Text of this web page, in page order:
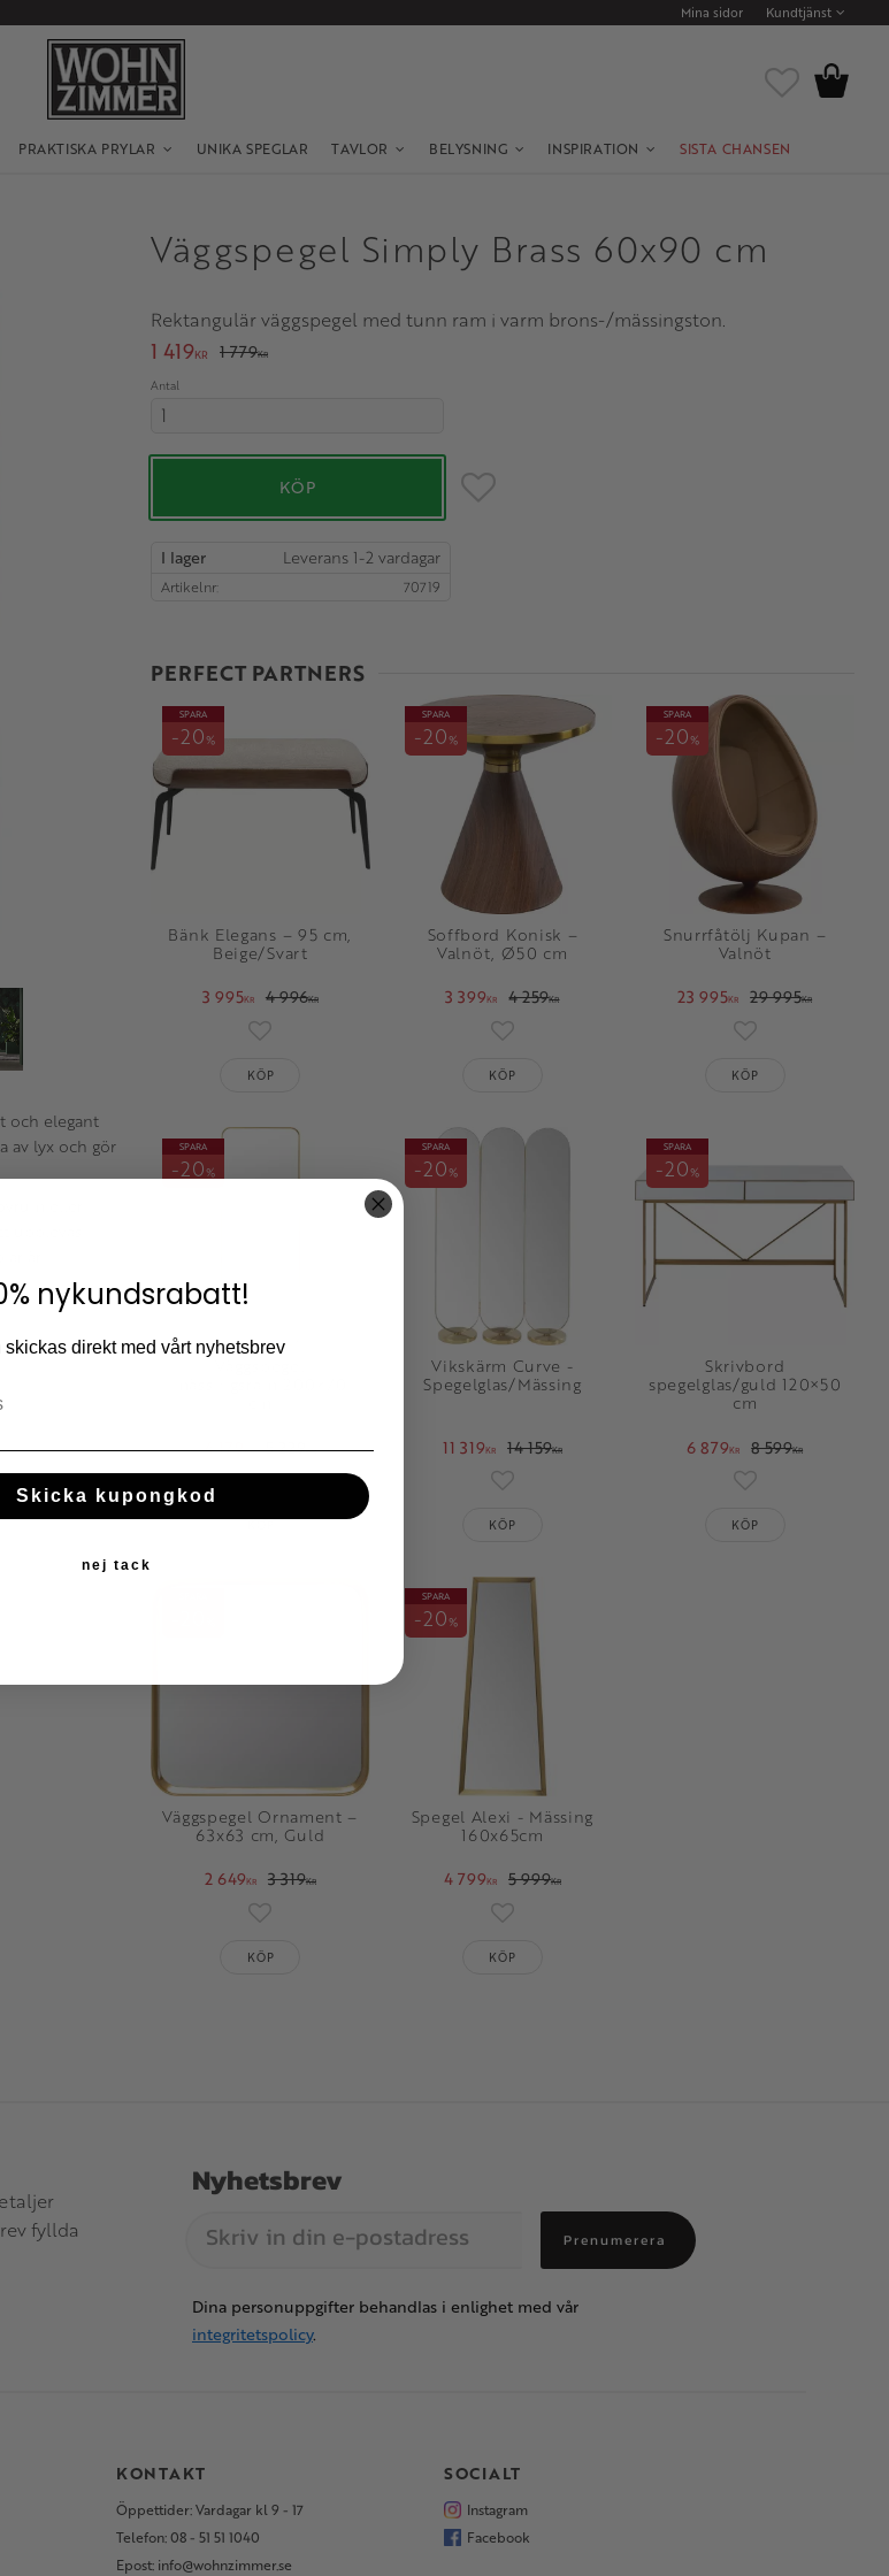
Mina sidor Kundtjänst
PRAKTISKA PRYLAR UNIKA SPEGLAR TAVLOR BELYSNING INSPIRATION SISTA CHANSEN
Favoriter
Kundvagn
Väggspegel Simply Brass 60x90 cm
Rektangulär väggspegel med tunn ram i varm brons-/mässingston.
Nedsatt pris:
1 419KR Ordinarie pris:
1 779KR
Antal
KÖP Lägg till i favoriter
I lager
Artikelnr 70719
PERFECT PARTNERS
Bänk Elegans – 95 cm,
Beige/Svart
3 995KR 4 996KR
SPARA
20%
KÖP
Soffbord Konisk –
Valnöt, Ø50 cm
3 399KR 4 259KR
SPARA
20%
KÖP
Snurrfåtölj Kupan –
Valnöt
23 995KR 29 995KR
SPARA
20%
Lägg till i
KÖP
4 179KR 5 229KR
SPARA
20%
Lägg till i favoriter
Vikskärm Curve -
Spegelglas/Mässing
11 319KR 14 159KR
SPARA
20%
KÖP
Skrivbord
spegelglas/guld 120×50
cm
6 879KR 8 599KR
SPARA
20%
Lägg till i
KÖP
Väggspegel Ornament –
63x63 cm, Guld
2 649KR 3 319KR
Lägg till i favoriter
KÖP
Spegel Alexi - Mässing
160x65cm
4 799KR 5 999KR
SPARA
20%
Lägg till i favoriter
KÖP
och elegant
av lyx och gör
eller
är
fyllda
Nyhetsbrev
Prenumerera
Dina personuppgifter behandlas i enlighet med vår
integritetspolicy.
KONTAKT
Öppettider: Vardagar kl 9 - 17
Telefon: 08 - 51 51 1040
Epost: info@wohnzimmer.se
SOCIALT
Instagram
Facebook
nykundsrabatt!
skickas direkt med vårt nyhetsbrev
Skicka kupongkod
nej tack